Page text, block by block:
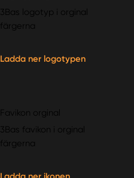
3Bas logotyp i orginal
färgerna
Ladda ner logotypen
Favikon orginal
3Bas favikon i orginal
färgerna